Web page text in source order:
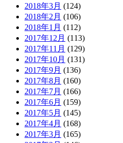
2018年3月 (124)
2018年2月 (106)
2018年1月 (112)
2017年12月 (113)
2017年11月 (129)
2017年10月 (131)
2017年9月 (136)
2017年8月 (160)
2017年7月 (166)
2017年6月 (159)
2017年5月 (145)
2017年4月 (168)
2017年3月 (165)